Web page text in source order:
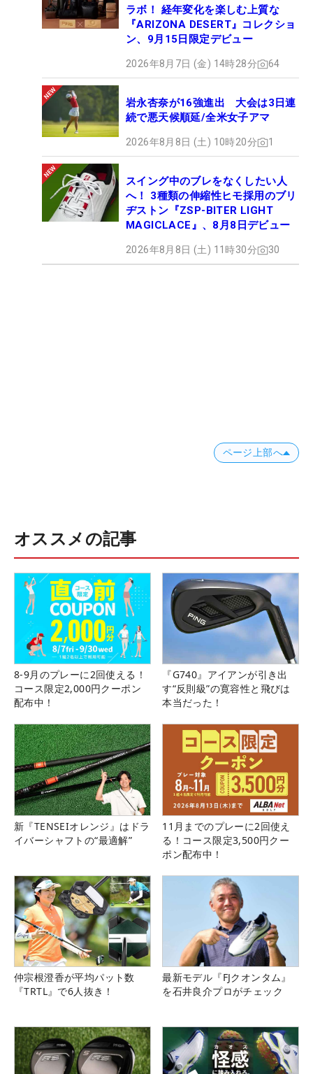
ラボ！ 経年変化を楽しむ上質な
『ARIZONA DESERT』コレクショ
ン、9月15日限定デビュー
2026年8月7日 (金) 14時28分 64
岩永杏奈が16強進出 大会は3日連
続で悪天候順延/全米女子アマ
2026年8月8日 (土) 10時20分 1
スイング中のブレをなくしたい人
へ！ 3種類の伸縮性ヒモ採用のブリ
ヂストン『ZSP-BITER LIGHT
MAGICLACE』、8月8日デビュー
2026年8月8日 (土) 11時30分 30
ページ上部へ
オススメの記事
8-9月のプレーに2回使える！
コース限定2,000円クーポン
配布中！
『G740』アイアンが引き出
す“反則級”の寛容性と飛びは
本当だった！
新『TENSEIオレンジ』はドラ
イバーシャフトの“最適解”
11月までのプレーに2回使え
る！コース限定3,500円クー
ポン配布中！
仲宗根澄香が平均パット数
『TRTL』で6人抜き！
最新モデル『FJクオンタム』
を石井良介プロがチェック